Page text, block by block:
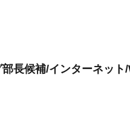
部長候補/インターネッ